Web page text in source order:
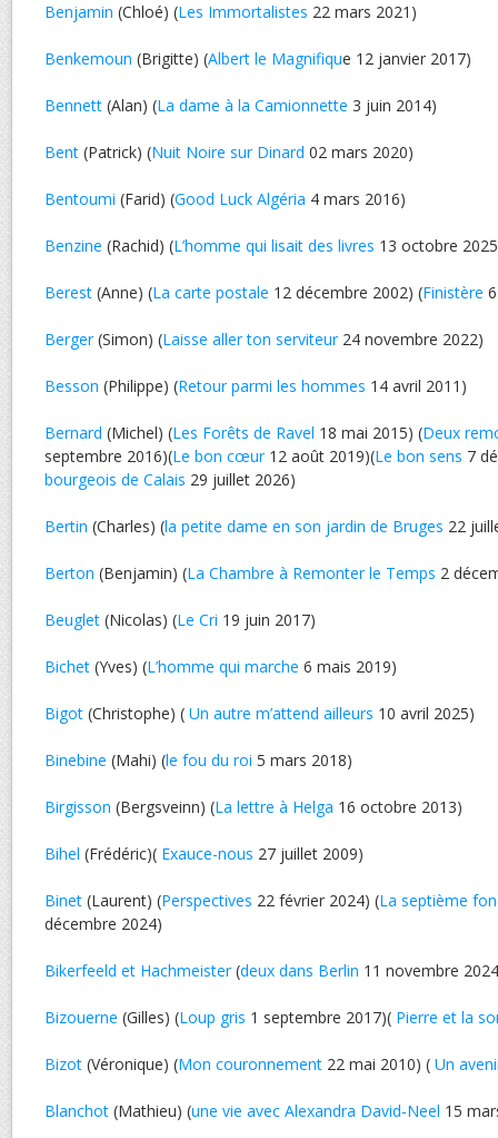
Benjamin (Chloé) (Les Immortalistes 22 mars 2021)
Benkemoun (Brigitte) (Albert le Magnifique 12 janvier 2017)
Bennett (Alan) (La dame à la Camionnette 3 juin 2014)
Bent (Patrick) (Nuit Noire sur Dinard 02 mars 2020)
Bentoumi (Farid) (Good Luck Algéria 4 mars 2016)
Benzine (Rachid) (L’homme qui lisait des livres 13 octobre
Berest (Anne) (La carte postale 12 décembre 2002) (Finistère
Berger(Simon) (Laisse aller ton serviteur24 novembre 2022)
Besson (Philippe) (Retour parmi les hommes 14 avril 2011)
Bernard (Michel) (Les Forêts de Ravel 18 mai 2015) (Deux
septembre 2016)(Le bon cœur12 août 2019)(Le bon sens 7
bourgeois de Calais 29 juillet 2026)
Bertin (Charles) (la petite dame en son jardin de Bruges 22
Berton (Benjamin) (La Chambre à Remonter le Temps 2
Beuglet (Nicolas) (Le Cri 19 juin 2017)
Bichet (Yves) (L’homme qui marche 6 mais 2019)
Bigot (Christophe) ( Un autre m’attend ailleurs 10 avril 2025)
Binebine (Mahi) (le fou du roi 5 mars 2018)
Birgisson (Bergsveinn) (La lettre à Helga 16 octobre 2013)
Bihel (Frédéric)( Exauce-nous 27 juillet 2009)
Binet (Laurent) (Perspectives 22 février 2024) (La septième
décembre 2024)
Bikerfeeld et Hachmeister(deux dans Berlin 11 novembre
Bizouerne (Gilles) (Loup gris 1 septembre 2017)( Pierre et la
Bizot (Véronique) (Mon couronnement 22 mai 2010) ( Un
Blanchot (Mathieu) (une vie avec Alexandra David-Neel 15